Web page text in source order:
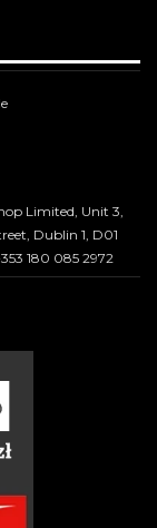
Limited, Unit 3,
Dublin 1, D01
180 085 2972